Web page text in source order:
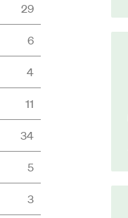
29
6
4
11
34
5
3